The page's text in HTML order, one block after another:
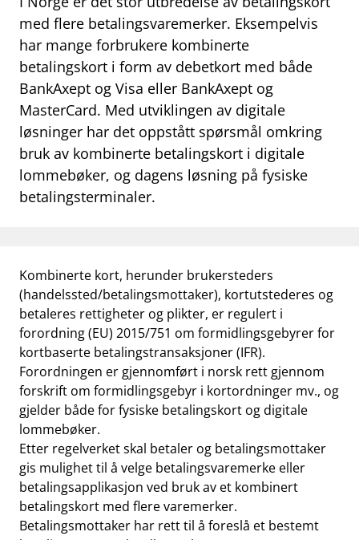
work_outlineJobb hos oss
dashboard Informasjon for investorer
notifications_noneAbonner på nyhetsvarsel
med flere betalingsvaremerker. Eksempelvis
har mange forbrukere kombinerte
betalingskort i form av debetkort med både
BankAxept og Visa eller BankAxept og
MasterCard. Med utviklingen av digitale
løsninger har det oppstått spørsmål omkring
bruk av kombinerte betalingskort i digitale
lommebøker, og dagens løsning på fysiske
betalingsterminaler.
Kombinerte kort, herunder brukersteders
(handelssted/betalingsmottaker), kortutstederes og
betaleres rettigheter og plikter, er regulert i
forordning (EU) 2015/751 om formidlingsgebyrer for
kortbaserte betalingstransaksjoner (IFR).
Forordningen er gjennomført i norsk rett gjennom
forskrift om formidlingsgebyr i kortordninger mv., og
gjelder både for fysiske betalingskort og digitale
lommebøker.
Etter regelverket skal betaler og betalingsmottaker
gis mulighet til å velge betalingsvaremerke eller
betalingsapplikasjon ved bruk av et kombinert
betalingskort med flere varemerker.
Betalingsmottaker har rett til å foreslå et bestemt